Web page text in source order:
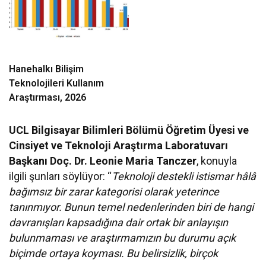
Hanehalkı Bilişim
Teknolojileri Kullanım
Araştırması, 2026
UCL Bilgisayar Bilimleri Bölümü Öğretim Üyesi ve
Cinsiyet ve Teknoloji Araştırma Laboratuvarı
Başkanı Doç. Dr. Leonie Maria Tanczer, konuyla
ilgili şunları söylüyor: “Teknoloji destekli istismar hâlâ
bağımsız bir zarar kategorisi olarak yeterince
tanınmıyor. Bunun temel nedenlerinden biri de hangi
davranışları kapsadığına dair ortak bir anlayışın
bulunmaması ve araştırmamızın bu durumu açık
biçimde ortaya koyması. Bu belirsizlik, birçok